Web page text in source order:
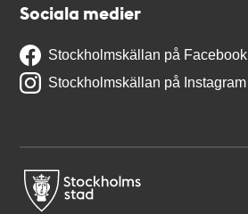
Sociala medier
Stockholmskällan på Facebook
Stockholmskällan på Instagram